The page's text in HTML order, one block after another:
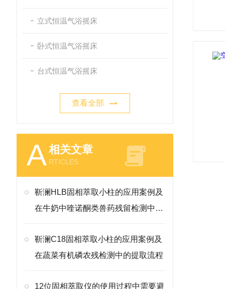
立式恒温气浴摇床
卧式恒温气浴摇床
台式恒温气浴摇床
查看全部
A相关文章
RTICLES
靳澜HLB固相萃取小柱的应用案例及
在牛奶中喹诺酮类兽药残留检测中的
靳澜C18固相萃取小柱的应用案例及
在蔬菜有机磷农残检测中的提取流程
12位固相萃取仪的使用过程中需要避